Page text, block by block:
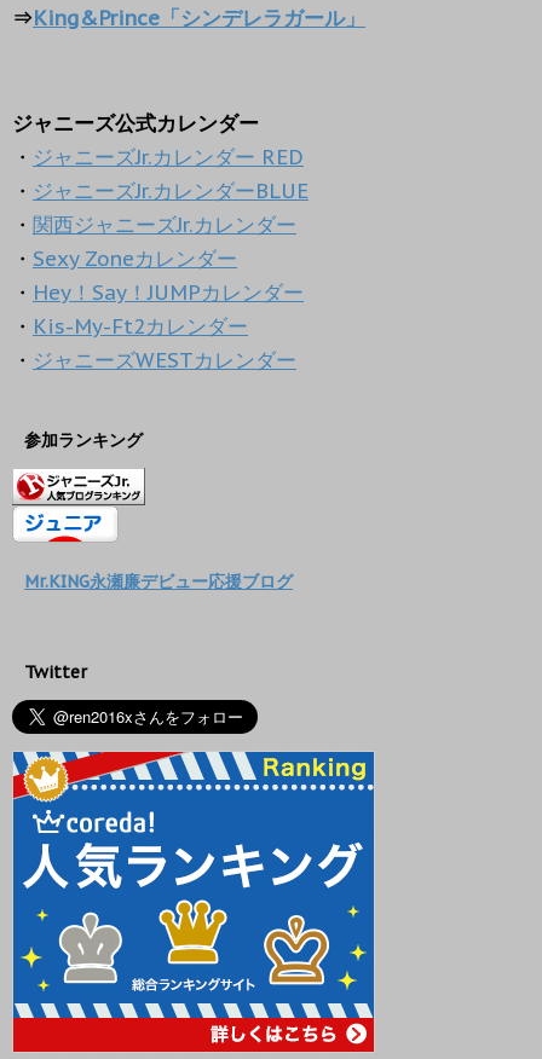
⇒King&Prince「シンデレラガール」
ジャニーズ公式カレンダー
・ ジャニーズJr.カレンダー RED
・ ジャニーズJr.カレンダーBLUE
・ 関西ジャニーズJr.カレンダー
・ Sexy Zoneカレンダー
・ Hey！Say！JUMPカレンダー
・ Kis-My-Ft2カレンダー
・ ジャニーズWESTカレンダー
参加ランキング
Mr.KING永瀬廉デビュー応援ブログ
Twitter